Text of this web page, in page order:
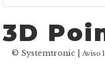
3D
© Systemtronic | Aviso